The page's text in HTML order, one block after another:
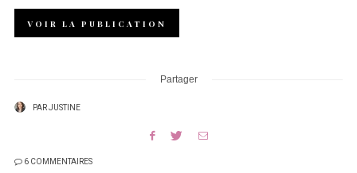
VOIR LA PUBLICATION
Partager
PARJUSTINE
6 COMMENTAIRES